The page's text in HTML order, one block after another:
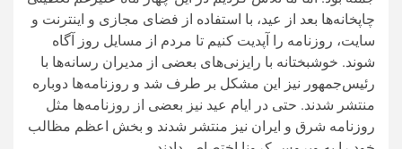
چاپخانه‌ها بعد از عید، با استفاده از فضای مجازی و اینترنت و
سایت، روزنامه را آپدیت کنیم تا مردم از مسایل روز آگاه
شوند. خوشبختانه با رایزنی‌های بعضی از مدیران رسانه‌ها با
رئیس‌جمهور نیز این مشکل بر طرف شد و روزنامه‌ها دوباره
منتشر شدند. حتی در ایام عید نیز بعضی از روزنامه‌ها مثل
روزنامه شرق و ایران نیز منتشر شدند و بخش اعظم مظالب